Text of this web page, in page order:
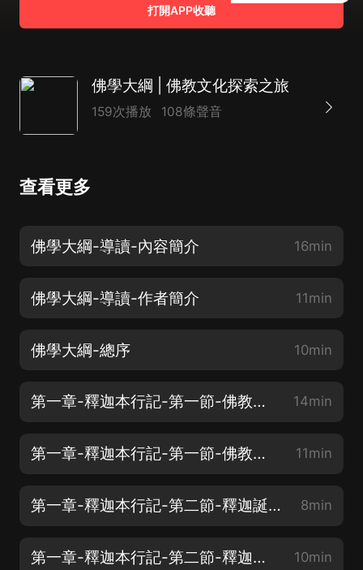
打開APP收聽
佛學大綱 | 佛教文化探索之旅
159次播放 108條聲音
查看更多
佛學大綱-導讀-內容簡介 16min
佛學大綱-導讀-作者簡介 11min
佛學大綱-總序 10min
第一章-釋迦本行記-第一節-佛教之淵源及釋迦之種姓（一） 14min
第一章-釋迦本行記-第一節-佛教之淵源及釋迦之種姓（二） 11min
第一章-釋迦本行記-第二節-釋迦誕生為白淨王太子（一） 8min
第一章-釋迦本行記-第二節-釋迦誕生為白淨王太子（二） 10min